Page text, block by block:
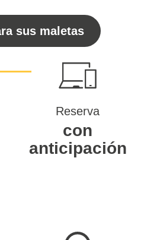
sus maletas
Reserva
con
anticipación